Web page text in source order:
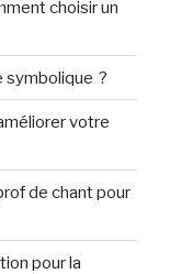
choisir un
symbolique ?
votre
de chant pour
pour la